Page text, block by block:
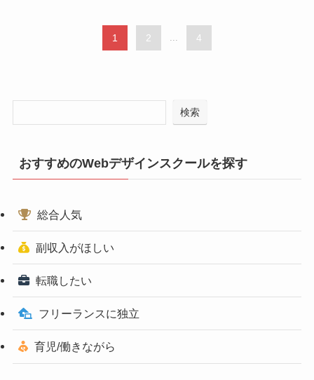
1 2 ... 4
検索
おすすめのWebデザインスクールを探す
総合人気
副収入がほしい
転職したい
フリーランスに独立
育児/働きながら